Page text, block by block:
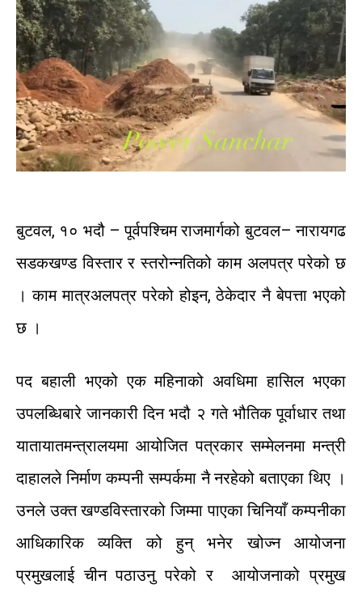
बुटवल, १० भदौ–पूर्वपश्चिम राजमार्गको बुटवल–नारायगढ
सडकखण्ड विस्तार र स्तरोन्नतिको काम अलपत्र परेको छ
। काम मात्रअलपत्र परेको होइन,ठेकेदार नै बेपत्ता भएको
छ ।
पद बहाली भएको एक महिनाको अवधिमा हासिल भएका
उपलब्धिबारे जानकारी दिन भदौ २ गते भौतिक पूर्वाधार तथा
यातायातमन्त्रालयमा आयोजित पत्रकार सम्मेलनमा मन्त्री
दाहालले निर्माण कम्पनी सम्पर्कमा नै नरहेको बताएका थिए ।
उनले उक्त खण्डविस्तारको जिम्मा पाएका चिनियाँ कम्पनीका
आधिकारिक
व्यक्ति को हुन् भनेर खोज्न
आयोजना
प्रमुखलाई चीन पठाउनु परेको र आयोजनाको प्रमुख